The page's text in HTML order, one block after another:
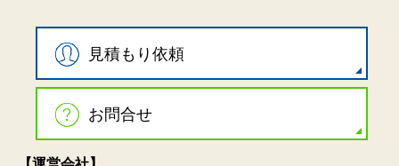
見積もり依頼
お問合せ